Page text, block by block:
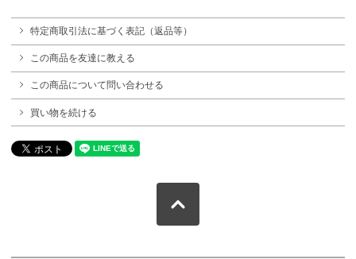
特定商取引法に基づく表記（返品等）
この商品を友達に教える
この商品について問い合わせる
買い物を続ける